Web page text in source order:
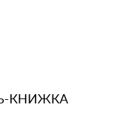
КНИЖКА